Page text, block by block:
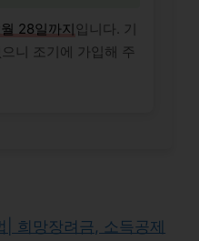
28일까지입니다. 기
니 조기에 가입해 주
| 희망장려금, 소득공제